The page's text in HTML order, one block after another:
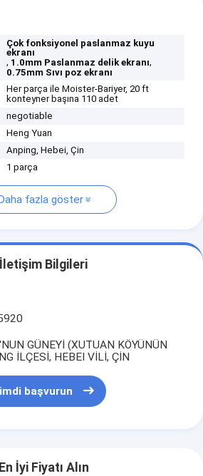
Çok fonksiyonel paslanmaz kuyu
ekranı
, 1.0mm Paslanmaz delik ekranı,
0.75mm Sıvı poz ekranı
Her parça ile Moister-Bariyer, 20 ft
konteyner başına 110 adet
negotiable
Heng Yuan
Anping, Hebei, Çin
1 parça
fazla göster
İletişim Bilgileri
GÜNEYİ (XUTUAN KÖYÜNÜN
İLÇESİ, HEBEI VİLİ, ÇİN
başvurun
En İyi Fiyatı Alın